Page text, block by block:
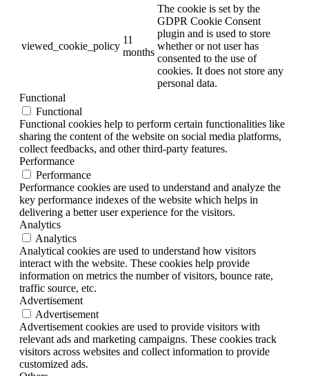
viewed_cookie_policy
11
months
The cookie is set by the
GDPR Cookie Consent
plugin and is used to store
whether or not user has
consented to the use of
cookies. It does not store any
personal data.
Functional
Functional
Functional cookies help to perform certain functionalities like
sharing the content of the website on social media platforms,
collect feedbacks, and other third-party features.
Performance
Performance
Performance cookies are used to understand and analyze the
key performance indexes of the website which helps in
delivering a better user experience for the visitors.
Analytics
Analytics
Analytical cookies are used to understand how visitors
interact with the website. These cookies help provide
information on metrics the number of visitors, bounce rate,
traffic source, etc.
Advertisement
Advertisement
Advertisement cookies are used to provide visitors with
relevant ads and marketing campaigns. These cookies track
visitors across websites and collect information to provide
customized ads.